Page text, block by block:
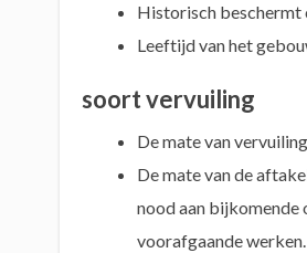
Historisch beschermt
Leeftijd van het
soort vervuiling
De mate van
De mate van de
nood aan bijkomende
voorafgaande werken.